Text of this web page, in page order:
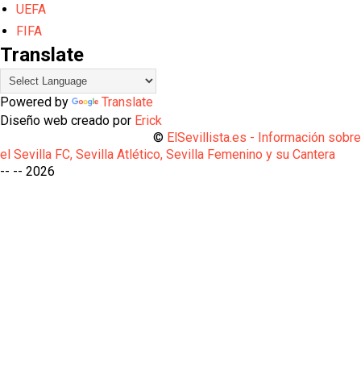
UEFA
FIFA
Translate
Powered by
Translate
Diseño web creado por Erick
© ElSevillista.es - Información sobre
el Sevilla FC, Sevilla Atlético, Sevilla Femenino y su Cantera
-- -- 2026